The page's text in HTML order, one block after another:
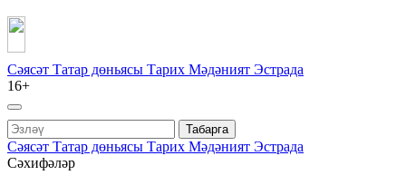
Сәясәт Татар дөньясы Тарих Мәдәният Эстрада
16+
Табарга
Сәясәт Татар дөньясы Тарих Мәдәният Эстрада
Сәхифәләр